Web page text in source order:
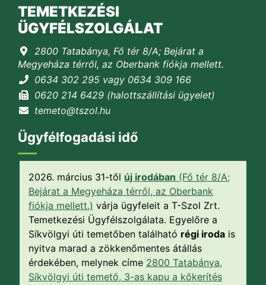
TEMETKEZÉSI
ÜGYFÉLSZOLGÁLAT
2800 Tatabánya, Fő tér 8/A; Bejárat a
Megyeháza térről, az Oberbank fiókja mellett.
0634 302 295 vagy 0634 309 166
0620 214 6429 (halottszállítási ügyelet)
temeto@tszol.hu
Ügyfélfogadási idő
2026. március 31-től új irodában (Fő tér 8/A;
Bejárat a Megyeháza térről, az Oberbank
fiókja mellett.) várja ügyfeleit a T-Szol Zrt.
Temetkezési Ügyfélszolgálata. Egyelőre a
Síkvölgyi úti temetőben található régi iroda is
nyitva marad a zökkenőmentes átállás
érdekében, melynek címe 2800 Tatabánya,
Síkvölgyi úti temető, 3-as kapu a kőkerítés